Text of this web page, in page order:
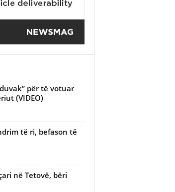
për të votuar
(VIDEO)
të ri, befason të
në Tetovë, bëri